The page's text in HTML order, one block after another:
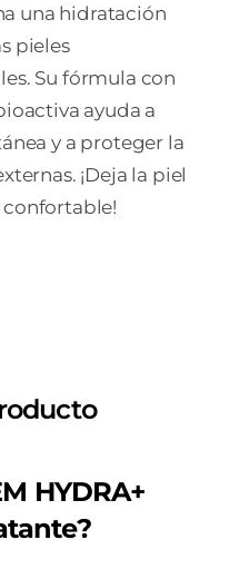
una hidratación
pieles
Su fórmula con
ayuda a
y a proteger la
¡Deja la piel
HYDRA+